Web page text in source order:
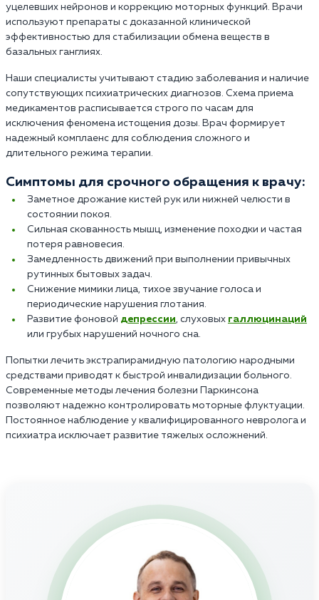
уцелевших нейронов и коррекцию моторных функций. Врачи
используют препараты с доказанной клинической
эффективностью для стабилизации обмена веществ в
базальных ганглиях.
Наши специалисты учитывают стадию заболевания и наличие
сопутствующих психиатрических диагнозов. Схема приема
медикаментов расписывается строго по часам для
исключения феномена истощения дозы. Врач формирует
надежный комплаенс для соблюдения сложного и
длительного режима терапии.
Симптомы для срочного обращения к врачу:
Заметное дрожание кистей рук или нижней челюсти в
состоянии покоя.
Сильная скованность мышц, изменение походки и частая
потеря равновесия.
Замедленность движений при выполнении привычных
рутинных бытовых задач.
Снижение мимики лица, тихое звучание голоса и
периодические нарушения глотания.
Развитие фоновой депрессии, слуховых галлюцинаций
или грубых нарушений ночного сна.
Попытки лечить экстрапирамидную патологию народными
средствами приводят к быстрой инвалидизации больного.
Современные методы лечения болезни Паркинсона
позволяют надежно контролировать моторные флуктуации.
Постоянное наблюдение у квалифицированного невролога и
психиатра исключает развитие тяжелых осложнений.